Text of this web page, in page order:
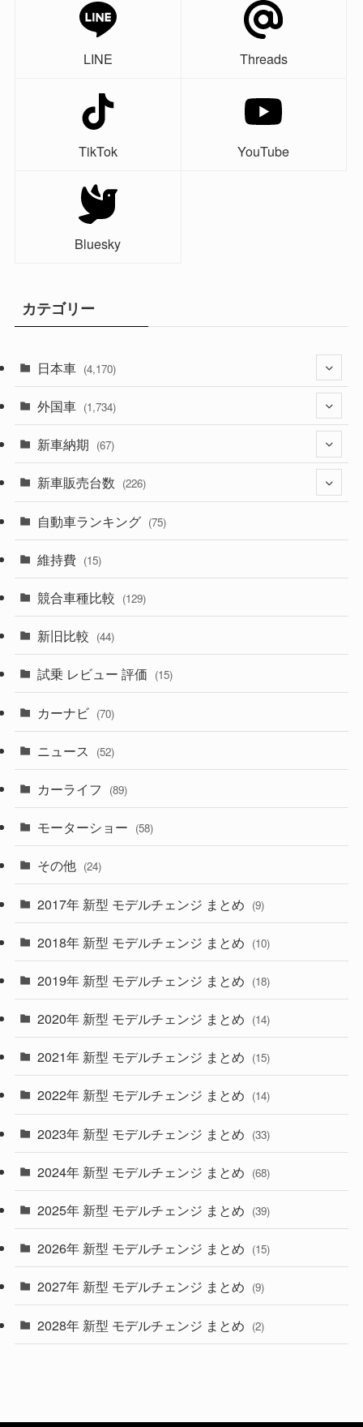
LINE Threads
TikTok YouTube
Bluesky
カテゴリー
日本車 (4,170)
(1,320)
(329)
(525)
(356)
(328)
(194)
(230)
(253)
外国車 (1,734)
(242)
(85)
(84)
(14)
(222)
(50)
(43)
(6)
(9)
(4)
(30)
(27)
(58)
(28)
(27)
(26)
(33)
(10)
(35)
(10)
(9)
(22)
(4)
(9)
(4)
(1)
新車納期 (67)
(28)
(8)
(3)
(3)
(5)
(1)
新車販売台数 (226)
(21)
(5)
(7)
(5)
自動車ランキング (75)
維持費 (15)
競合車種比較 (129)
新旧比較 (44)
試乗 レビュー 評価 (15)
カーナビ (70)
ニュース (52)
カーライフ (89)
モーターショー (58)
その他 (24)
2017年 新型 モデルチェンジ まとめ (9)
2018年 新型 モデルチェンジ まとめ (10)
2019年 新型 モデルチェンジ まとめ (18)
2020年 新型 モデルチェンジ まとめ (14)
2021年 新型 モデルチェンジ まとめ (15)
2022年 新型 モデルチェンジ まとめ (14)
2023年 新型 モデルチェンジ まとめ (33)
2024年 新型 モデルチェンジ まとめ (68)
2025年 新型 モデルチェンジ まとめ (39)
2026年 新型 モデルチェンジ まとめ (15)
2027年 新型 モデルチェンジ まとめ (9)
2028年 新型 モデルチェンジ まとめ (2)